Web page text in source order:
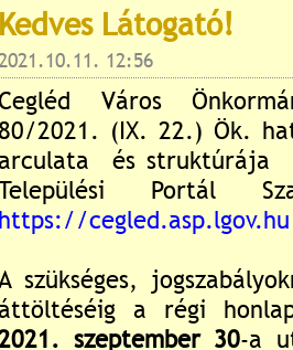
Bakányi Gyula
2015.07.14. 21:02 Lejár
A
BAKÁNYI
60.
KIÁLLÍTÁS
2015. JÚLIUS 21-ÉN
A CEGLÉDI GALÉRIÁBA